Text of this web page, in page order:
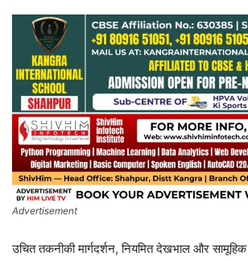
Advertisement
उचित तकनीकी मार्गदर्शन, नियमित देखभाल और